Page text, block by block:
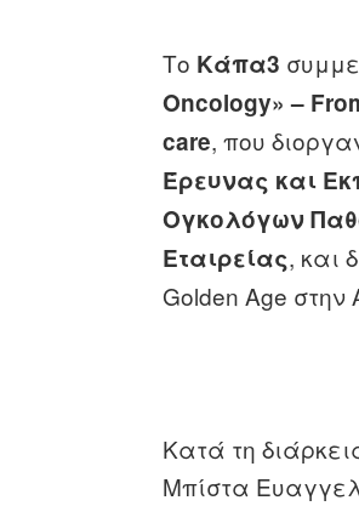
Το Κάπα3
Oncology» –
care, που
Έρευνας και
Ογκολόγων
Εταιρείας, και
Golden Age στην
Κατά τη
Μπίστα